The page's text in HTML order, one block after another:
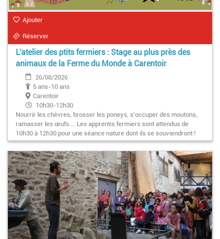
Ajouter
Réserver
L'atelier des ptits fermiers : Stage au plus près des
animaux de la Ferme du Monde à Carentoir
26/08/2026
5 ans-10 ans
Carentoir
10h30-12h30
Nourrir les chèvres, brosser les poneys, s'occuper des moutons,
ramasser les œufs.... Les apprentis fermiers sont attendus de
10h30 à 12h30 pour une séance nature dont ils se souviendront !